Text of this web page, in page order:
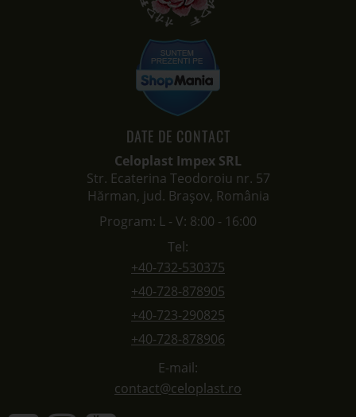
DATE DE CONTACT
Celoplast Impex SRL
Str. Ecaterina Teodoroiu nr. 57
Hărman, jud. Brașov, România
Program: L - V: 8:00 - 16:00
Tel:
+40-732-530375
+40-728-878905
+40-723-290825
+40-728-878906
E-mail:
contact@celoplast.ro